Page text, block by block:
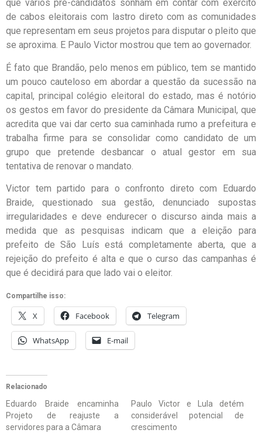
que vários pré-candidatos sonham em contar com exército
de cabos eleitorais com lastro direto com as comunidades
que representam em seus projetos para disputar o pleito que
se aproxima. E Paulo Victor mostrou que tem ao governador.
É fato que Brandão, pelo menos em público, tem se mantido
um pouco cauteloso em abordar a questão da sucessão na
capital, principal colégio eleitoral do estado, mas é notório
os gestos em favor do presidente da Câmara Municipal, que
acredita que vai dar certo sua caminhada rumo a prefeitura e
trabalha firme para se consolidar como candidato de um
grupo que pretende desbancar o atual gestor em sua
tentativa de renovar o mandato.
Victor tem partido para o confronto direto com Eduardo
Braide, questionado sua gestão, denunciado supostas
irregularidades e deve endurecer o discurso ainda mais a
medida que as pesquisas indicam que a eleição para
prefeito de São Luís está completamente aberta, que a
rejeição do prefeito é alta e que o curso das campanhas é
que é decidirá para que lado vai o eleitor.
Compartilhe isso:
X Facebook Telegram
WhatsApp E-mail
Relacionado
Eduardo Braide encaminha
Projeto de reajuste a
servidores para a Câmara
Paulo Victor e Lula detém
considerável potencial de
crescimento